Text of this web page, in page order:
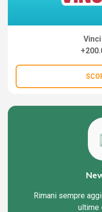
Rimani sempre
ultime